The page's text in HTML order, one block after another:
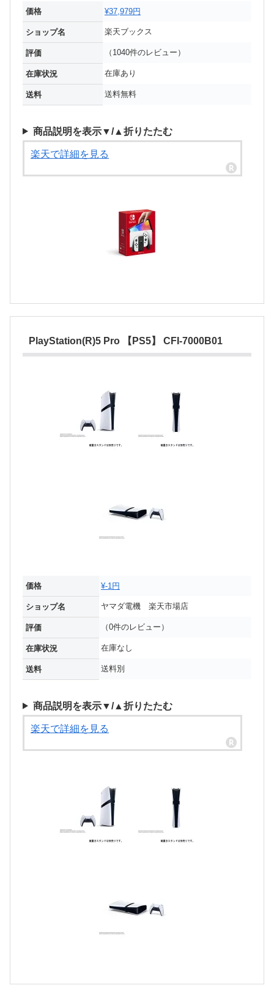
価格 ¥37,979円
ショップ名 楽天ブックス
評価 （1040件のレビュー）
在庫状況 在庫あり
送料 送料無料
商品説明を表示▼/▲折りたたむ
楽天で詳細を見る
PlayStation(R)5 Pro 【PS5】 CFI-7000B01
価格 ¥-1円
ショップ名 ヤマダ電機 楽天市場店
評価 （0件のレビュー）
在庫状況 在庫なし
送料 送料別
商品説明を表示▼/▲折りたたむ
楽天で詳細を見る